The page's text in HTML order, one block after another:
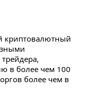
криптовалютный
в более чем 100
более чем в